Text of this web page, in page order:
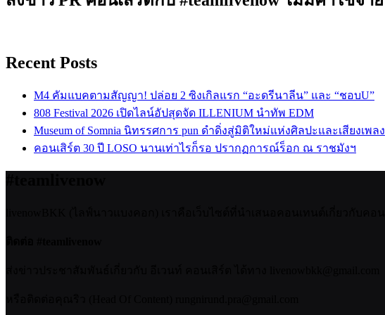
Recent Posts
M4 คัมแบคตามสัญญา! ปล่อย 2 ซิงเกิลแรก “อะดรีนาลีน” และ “ชอบU”
808 Festival 2026 เปิดไลน์อัปสุดจัด ILLENIUM นำทัพ EDM
Museum of Somnia นิทรรศการ pun ดำดิ่งสู่มิติใหม่แห่งศิลปะและเสียงเพลง
คอนเสิร์ต 30 ปี LOSO นานเท่าไรก็รอ ปรากฏการณ์ร็อก ณ ราชมังฯ